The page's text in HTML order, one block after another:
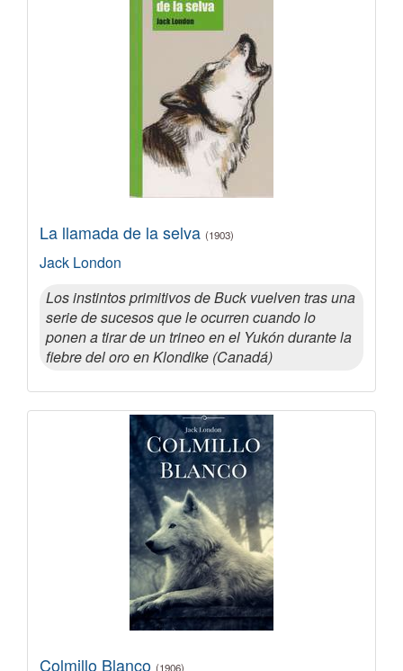
La llamada de la selva (1903)
Jack London
Los instintos primitivos de Buck vuelven tras una
serie de sucesos que le ocurren cuando lo
ponen a tirar de un trineo en el Yukón durante la
fiebre del oro en Klondike (Canadá)
Colmillo Blanco (1906)